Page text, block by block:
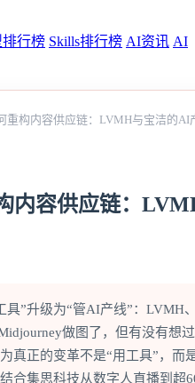
行榜 Skills排行榜 AI资讯 AI
重构内容供应链：LVMH与宝洁的AI
内容供应链：
具”升级为“管AI产线”：LVMH
做图了，但有没有想
真正的变革不是“用工具”，而
合集思科技从数字人直播到超